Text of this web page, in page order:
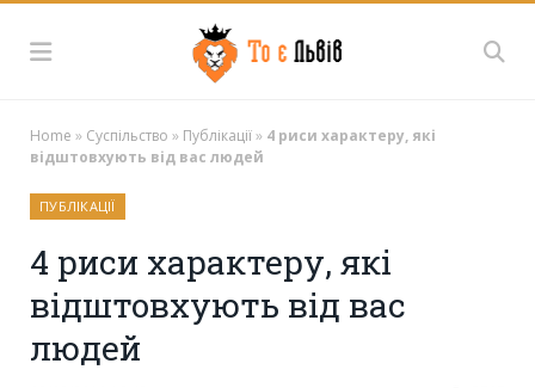
Home » Суспільство » Публікації» 4 риси характеру, які
відштовхують від вас людей
ПУБЛІКАЦІЇ
4 риси характеру, які
відштовхують від вас
людей